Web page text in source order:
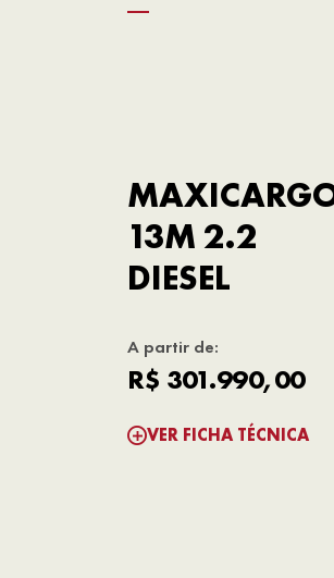
13M 2.2
DIESEL
A partir de:
R$ 301.990,00
VER FICHA TÉCNICA